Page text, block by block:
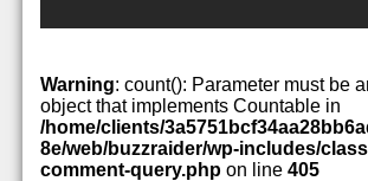
Warning: count(): Parameter must be
object that implements Countable in
/home/clients/
8e/web/buzzraider/wp-includes/
comment-query.php on line 405